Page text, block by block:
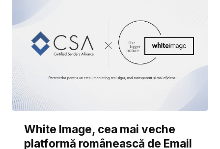
White Image, cea mai veche
platformă românească de Email